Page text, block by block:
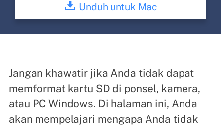
Unduh untuk Mac
Jangan khawatir jika Anda tidak dapat
memformat kartu SD di ponsel, kamera,
atau PC Windows. Di halaman ini, Anda
akan mempelajari mengapa Anda tidak